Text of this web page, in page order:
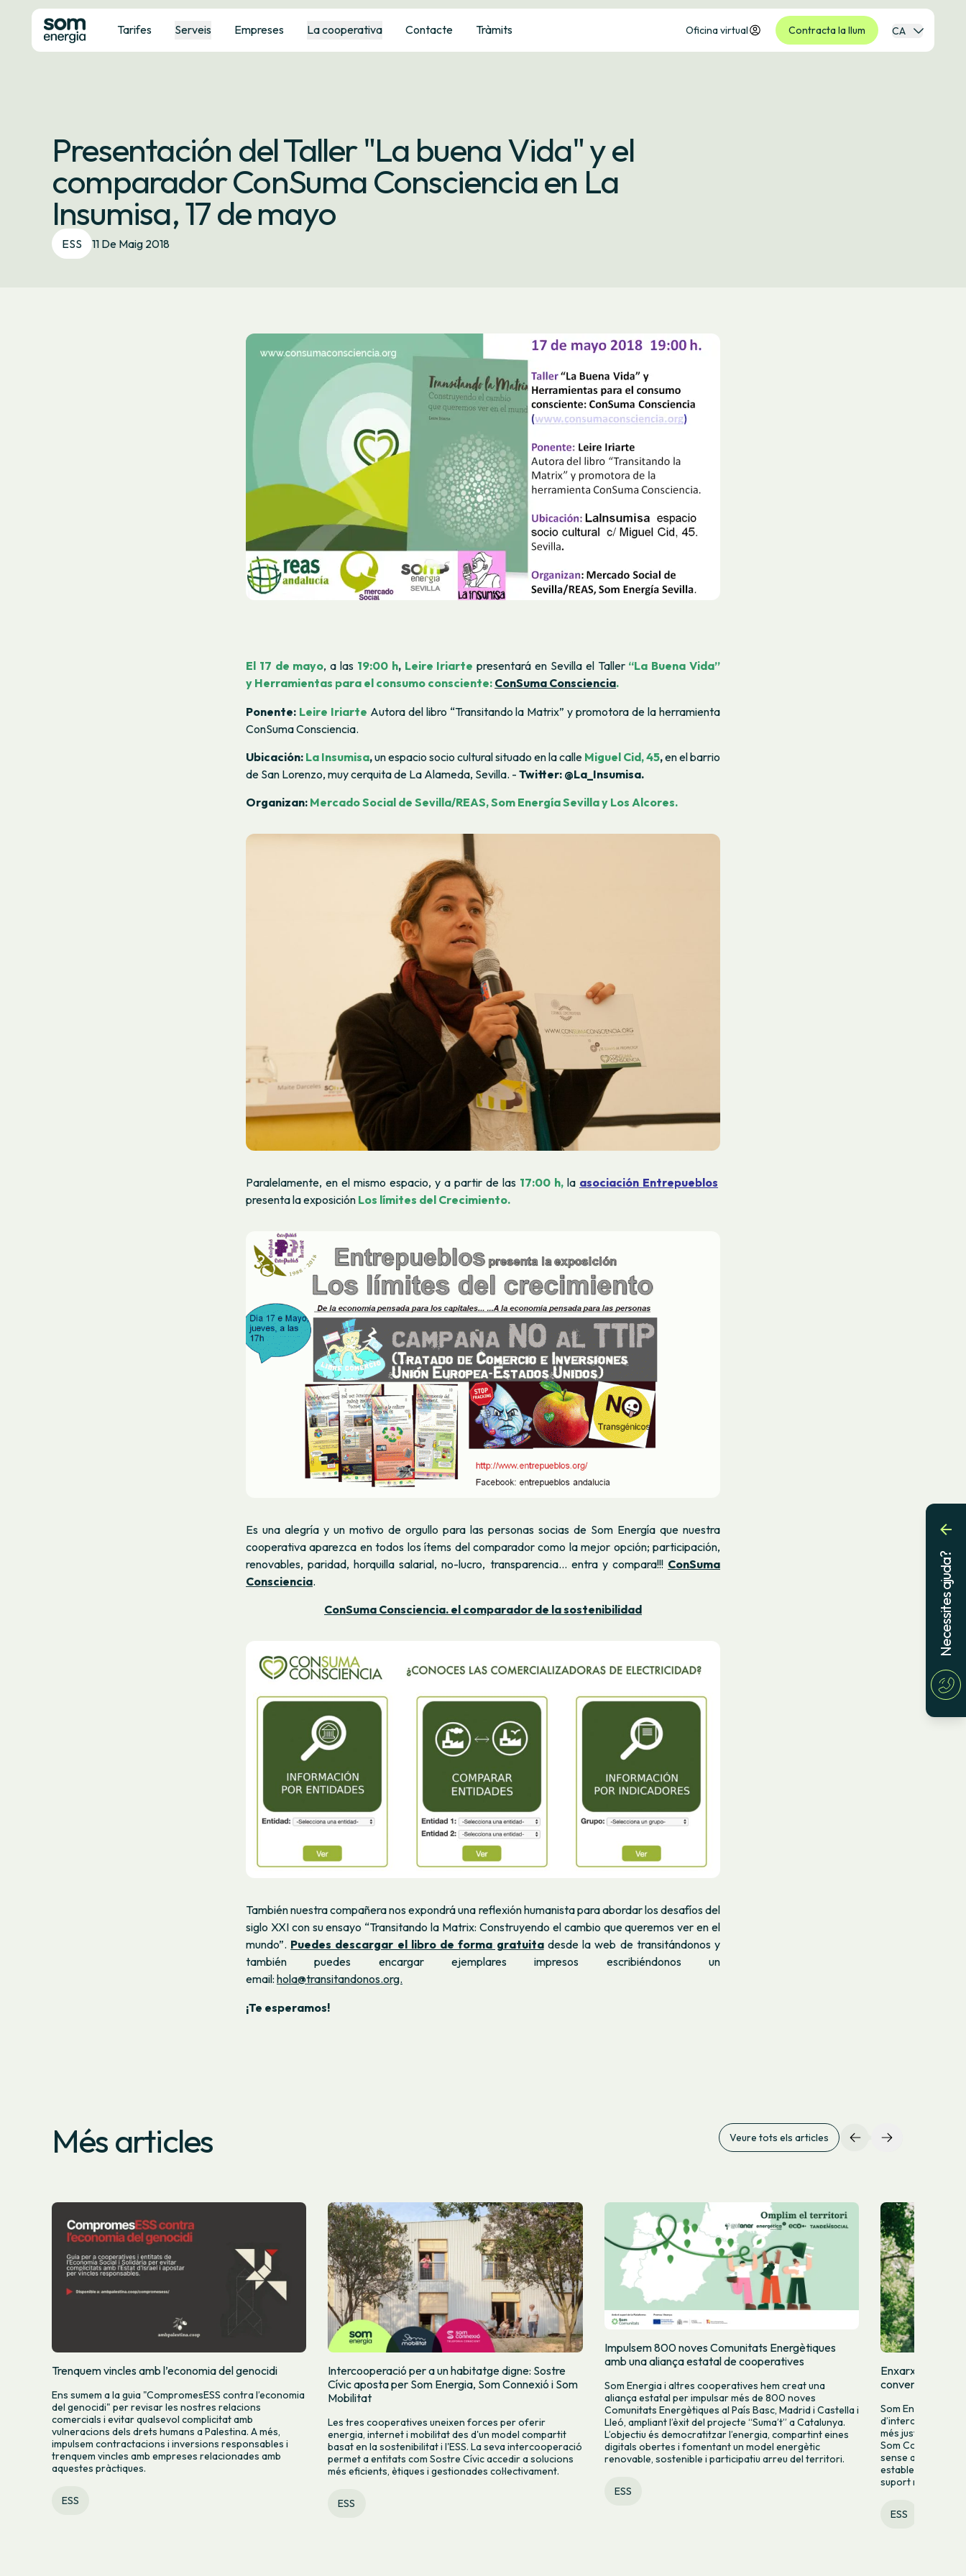
Tarifes Serveis Empreses La cooperativa Contacte Tràmits Oficina virtual Contracta la llum CA
Presentación del Taller "La buena Vida" y el
comparador ConSuma Consciencia en La
Insumisa, 17 de mayo
ESS 11 De Maig 2018
El 17 de mayo, a las 19:00 h, Leire Iriarte presentará en Sevilla el Taller“La Buena Vida”
y Herramientas para el consumo consciente: ConSuma Consciencia.
Ponente: Leire Iriarte Autora del libro “Transitando la Matrix” y promotora de la herramienta
ConSuma Consciencia.
Ubicación: La Insumisa,un espacio socio cultural situado en la calle Miguel Cid, 45,en el barrio
de San Lorenzo, muy cerquita de La Alameda, Sevilla. - Twitter: @La_Insumisa.
Organizan: Mercado Social de Sevilla/REAS, Som Energía Sevilla y Los Alcores.
Paralelamente, en el mismo espacio, y a partir de las 17:00 h, la asociación Entrepueblos
presenta la exposición Los límites del Crecimiento.
Es una alegría y un motivo de orgullo para las personas socias de Som Energía que nuestra
cooperativa aparezca en todos los ítems del comparador como la mejor opción; participación,
renovables, paridad, horquilla salarial, no-lucro, transparencia... entra y compara!!! ConSuma
Consciencia.
ConSuma Consciencia. el comparador de la sostenibilidad
También nuestra compañera nos expondrá una reflexión humanista para abordar los desafíos del
siglo XXI con su ensayo “Transitando la Matrix: Construyendo el cambio que queremos ver en el
mundo”. Puedes descargar el libro de forma gratuita desde la web de transitándonos y
también puedes encargar ejemplares impresos escribiéndonos un
email: hola@transitandonos.org.
¡Te esperamos!
Més articles Veure tots els articles
Trenquem vincles amb l’economia del genocidi
Ens sumem a la guia "CompromesESS contra l’economia
del genocidi" per revisar les nostres relacions
comercials i evitar qualsevol complicitat amb
vulneracions dels drets humans a Palestina. A més,
impulsem contractacions i inversions responsables i
trenquem vincles amb empreses relacionades amb
aquestes pràctiques.
ESS
Intercooperació per a un habitatge digne: Sostre
Cívic aposta per Som Energia, Som Connexió i Som
Mobilitat
Les tres cooperatives uneixen forces per oferir
energia, internet i mobilitat des d'un model compartit
basat en la sostenibilitat i l'ESS. La seva intercooperació
permet a entitats com Sostre Cívic accedir a solucions
més eficients, ètiques i gestionades col·lectivament.
ESS
Impulsem 800 noves Comunitats Energètiques
amb una aliança estatal de cooperatives
Som Energia i altres cooperatives hem creat una
aliança estatal per impulsar més de 800 noves
Comunitats Energètiques al País Basc, Madrid i Castella i
Lleó, ampliant l’èxit del projecte “Suma’t” a Catalunya.
L’objectiu és democratitzar l’energia, compartint eines
digitals obertes i fomentant un model energètic
renovable, sostenible i participatiu arreu del territori.
ESS
Enxarxades per
convenis
Som Energia ha
d’intercooperació
més justa,
Som Connexió
sense
establert acords
suport mutu i
ESS
Necessites ajuda?